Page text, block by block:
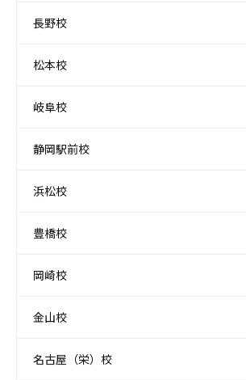
長野校
松本校
岐阜校
静岡駅前校
浜松校
豊橋校
岡崎校
金山校
名古屋（栄）校